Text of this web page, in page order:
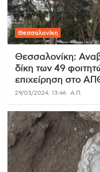
Θεσσαλονίκη
Θεσσαλονίκη:
δίκη των 49
επιχείρηση στο
29/03/2024, 13:46 Α.Π.